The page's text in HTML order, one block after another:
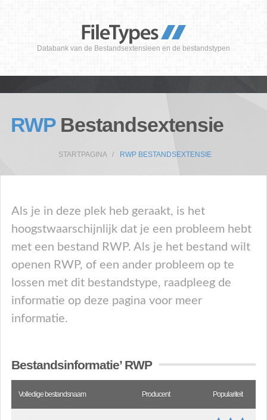
Databank van de Bestandsextensieen en de bestandstypen
RWPBestandsextensie
STARTPAGINA RWP BESTANDSEXTENSIE
Als je in deze plek heb geraakt, is het
hoogstwaarschijnlijk dat je een probleem hebt
met een bestand RWP. Als je het bestand wilt
openen RWP, of een ander probleem op te
lossen met dit bestandstype, raadpleeg de
informatie op deze pagina voor meer
informatie.
Bestandsinformatie’ RWP
Volledige bestandsnaam Producent Populariteit